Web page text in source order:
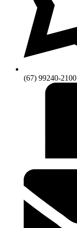
(67) 99240-2100